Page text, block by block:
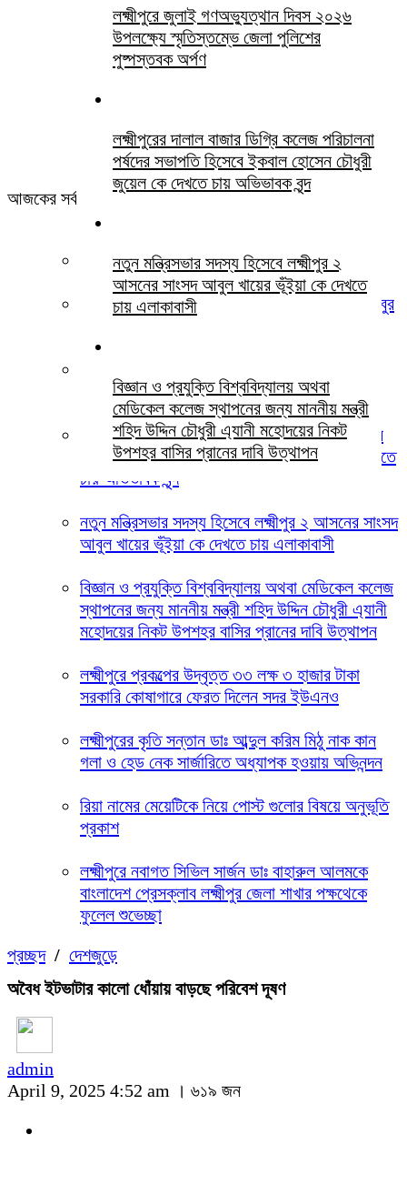
লক্ষ্মীপুরে জুলাই গণঅভ্যুত্থান দিবস ২০২৬
উপলক্ষ্যে স্মৃতিস্তম্ভে জেলা পুলিশের
পুষ্পস্তবক অর্পণ
লক্ষ্মীপুরের দালাল বাজার ডিগ্রি কলেজ পরিচালনা
পর্ষদের সভাপতি হিসেবে ইকবাল হোসেন চৌধুরী
জুয়েল কে দেখতে চায় অভিভাবক বৃন্দ
নতুন মন্ত্রিসভার সদস্য হিসেবে লক্ষ্মীপুর ২
আসনের সাংসদ আবুল খায়ের ভূঁইয়া কে দেখতে
চায় এলাকাবাসী
বিজ্ঞান ও প্রযুক্তি বিশ্ববিদ্যালয় অথবা
মেডিকেল কলেজ স্থাপনের জন্য মাননীয় মন্ত্রী
শহিদ উদ্দিন চৌধুরী এ্যানী মহোদয়ের নিকট
উপশহর বাসির প্রানের দাবি উত্থাপন
আজকের সর্বশেষ সবখবর
খামোশী বড় চিৎকার
লক্ষ্মীপুর জেলা জজ আদালতের সিনিয়র আইনজীবী হাসিবুর
স্মৃতিস্তম্ভে জেলা পুলিশের পুষ্পস্তবক অর্পণ
লক্ষ্মীপুরের দালাল বাজার ডিগ্রি কলেজ পরিচালনা পর্ষদের
সভাপতি হিসেবে ইকবাল হোসেন চৌধুরী জুয়েল কে দেখতে
চায় অভিভাবক বৃন্দ
নতুন মন্ত্রিসভার সদস্য হিসেবে লক্ষ্মীপুর ২ আসনের সাংসদ
আবুল খায়ের ভূঁইয়া কে দেখতে চায় এলাকাবাসী
বিজ্ঞান ও প্রযুক্তি বিশ্ববিদ্যালয় অথবা মেডিকেল কলেজ
স্থাপনের জন্য মাননীয় মন্ত্রী শহিদ উদ্দিন চৌধুরী এ্যানী
মহোদয়ের নিকট উপশহর বাসির প্রানের দাবি উত্থাপন
লক্ষ্মীপুরে প্রকল্পের উদ্বৃত্ত ৩৩ লক্ষ ৩ হাজার টাকা
সরকারি কোষাগারে ফেরত দিলেন সদর ইউএনও
লক্ষ্মীপুরের কৃতি সন্তান ডাঃ আব্দুল করিম মিঠু নাক কান
গলা ও হেড নেক সার্জারিতে অধ্যাপক হওয়ায় অভিনন্দন
রিয়া নামের মেয়েটিকে নিয়ে পোস্ট গুলোর বিষয়ে অনুভূতি
প্রকাশ
লক্ষ্মীপুরে নবাগত সিভিল সার্জন ডাঃ বাহারুল আলমকে
বাংলাদেশ প্রেসক্লাব লক্ষ্মীপুর জেলা শাখার পক্ষথেকে
ফুলেল শুভেচ্ছা
প্রচ্ছদ/ দেশজুড়ে
অবৈধ ইটভাটার কালো ধোঁয়ায় বাড়ছে পরিবেশ দূষণ
admin
April 9, 2025 4:52 am । ৬১৯ জন